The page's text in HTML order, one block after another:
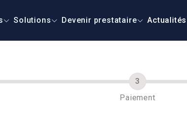
Solutions Devenir prestataire Actualités
Paiement